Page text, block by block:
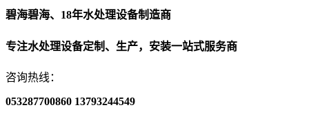
碧海碧海、18年水处理设备制造商
专注水处理设备定制、生产，安装一站式服务商
咨询热线：
053287700860 13793244549